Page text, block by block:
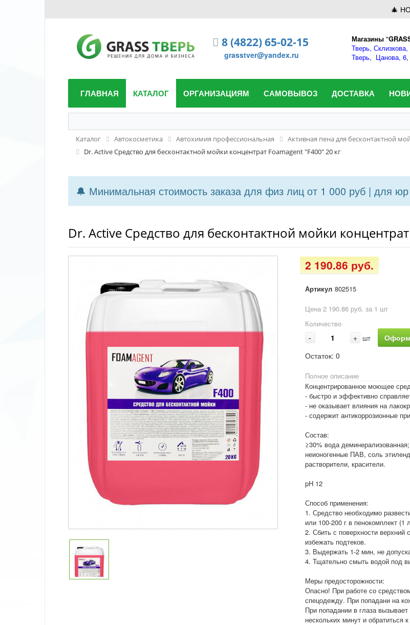
🎄
8 (4822) 65-02-15
grasstver@yandex.ru
Магазины "
Тверь,
Тверь, Цанова, 6
ГЛАВНАЯ КАТАЛОГ ОРГАНИЗАЦИЯМ САМОВЫВОЗ ДОСТАВКА
Каталог Автокосметика Автохимия профессиональная Активная пена для бесконтактной
Dr. Aсtive Средство для бесконтактной мойки концентрат Foamagent "F400" 20 кг
🔔 Минимальная стоимость заказа для физ лиц от 1 000 руб | для
Dr. Aсtive Средство для бесконтактной мойки
2 190.86 руб.
Артикул 802515
Цена 2 190.86 руб. за 1 шт
Количество
- + шт
Остаток: 0
Полное описание
Концентрированное моющее
- быстро и эффективно
- не оказывает влияния на
- содержит антикоррозионные
Состав:
≥30% вода
неионогенные ПАВ, соль
растворители, красители.
pH 12
Способ применения:
1. Средство необходимо
или 100-200 г в пенокомплект (1
2. Сбить с поверхности верхний
избежать подтеков.
3. Выдержать 1-2 мин, не
4. Тщательно смыть водой под
Меры предосторожности:
Опасно! При работе со
спецодежду. При попадани на
При попадании в глаза
нескольких минут и